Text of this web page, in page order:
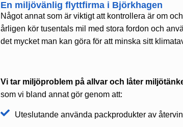
En miljövänlig flyttfirma i Björkhagen
Något annat som är viktigt att kontrollera är om
årligen kör tusentals mil med stora fordon och
det mycket man kan göra för att minska sitt
Vi tar miljöproblem på allvar och låter
som vi bland annat gör genom att:
Uteslutande använda packprodukter av